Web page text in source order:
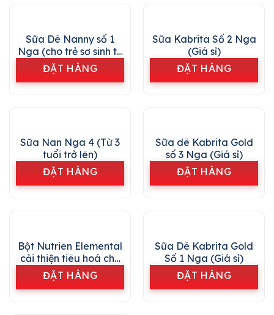
Sữa Dê Nanny số 1
Nga (cho trẻ sơ sinh từ
0 đến 6 tháng tuổi)
ĐẶT HÀNG
Sữa Kabrita Số 2 Nga
(Giá sỉ)
ĐẶT HÀNG
Sữa Nan Nga 4 (Từ 3
tuổi trở lên)
ĐẶT HÀNG
Sữa dê Kabrita Gold
số 3 Nga (Giá sỉ)
ĐẶT HÀNG
Bột Nutrien Elemental
cải thiện tiêu hoá cho
trẻ trên 1 tuổi
ĐẶT HÀNG
Sữa Dê Kabrita Gold
Số 1 Nga (Giá sỉ)
ĐẶT HÀNG